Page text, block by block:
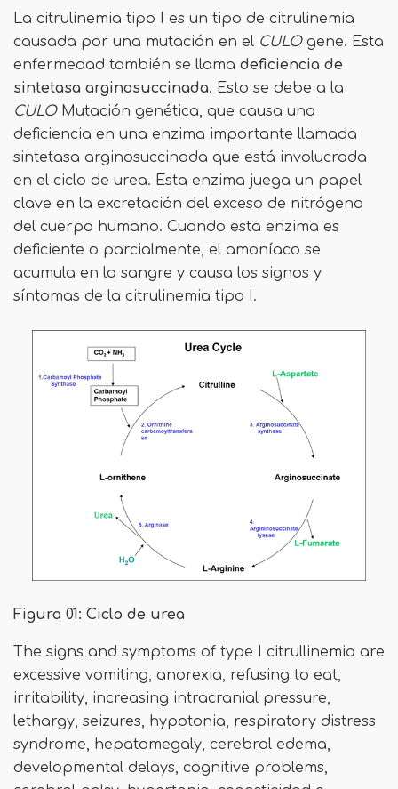
La citrulinemia tipo I es un tipo de citrulinemia
causada por una mutación en el CULOgene. Esta
enfermedad también se llama deficiencia de
sintetasa arginosuccinada. Esto se debe a la
CULOMutación genética, que causa una
deficiencia en una enzima importante llamada
sintetasa arginosuccinada que está involucrada
en el ciclo de urea. Esta enzima juega un papel
clave en la excretación del exceso de nitrógeno
del cuerpo humano. Cuando esta enzima es
deficiente o parcialmente, el amoníaco se
acumula en la sangre y causa los signos y
síntomas de la citrulinemia tipo I.
Figura 01: Ciclo de urea
The signs and symptoms of type I citrullinemia are
excessive vomiting, anorexia, refusing to eat,
irritability, increasing intracranial pressure,
lethargy, seizures, hypotonia, respiratory distress
syndrome, hepatomegaly, cerebral edema,
developmental delays, cognitive problems,